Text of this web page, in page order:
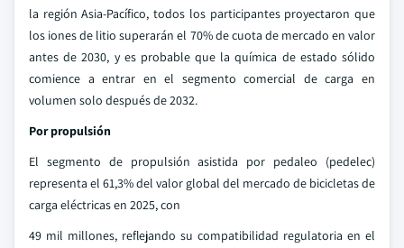
la región Asia-Pacífico, todos los participantes proyectaron que
los iones de litio superarán el 70% de cuota de mercado en valor
antes de 2030, y es probable que la química de estado sólido
comience a entrar en el segmento comercial de carga en
volumen solo después de 2032.
Por propulsión
El segmento de propulsión asistida por pedaleo (pedelec)
representa el 61,3% del valor global del mercado de bicicletas de
carga eléctricas en 2025, con
49 mil millones, reflejando su compatibilidad regulatoria en el